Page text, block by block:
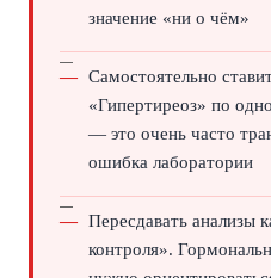
значение «ни о чём»
Самостоятельно
«Гипертиреоз» по
— это очень часто
ошибка лаборатории
Пересдавать анализы
контроля».